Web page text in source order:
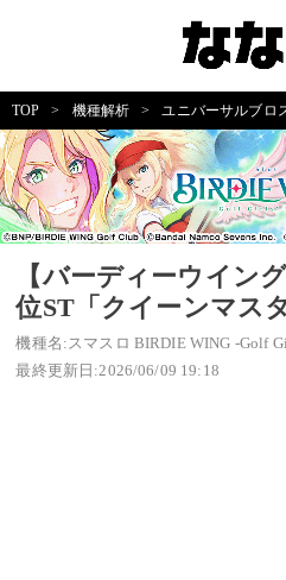
TOP > 機種解析 > ユニバーサルブロ
【バーディーウイン
位ST「クイーンマス
機種名:スマスロ BIRDIE WING -Golf
最終更新日:2026/06/09 19:18